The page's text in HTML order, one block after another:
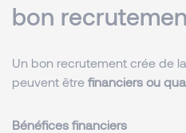
bon
Un bon recrutement crée de
peuvent être financiers ou
Bénéfices financiers